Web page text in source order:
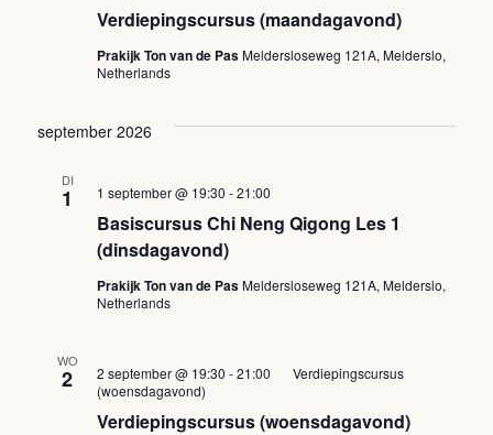
Verdiepingscursus (maandagavond)
Prakijk Ton van de PasMeldersloseweg 121A, Melderslo,
Netherlands
september 2026
DI
1
Basiscursus Chi Neng Qigong Les 1
(dinsdagavond)
1 september @ 19:30 -21:00
Prakijk Ton van de PasMeldersloseweg 121A, Melderslo,
Netherlands
WO
2
Verdiepingscursus (woensdagavond)
2 september @ 19:30 -21:00
Verdiepingscursus
(woensdagavond)